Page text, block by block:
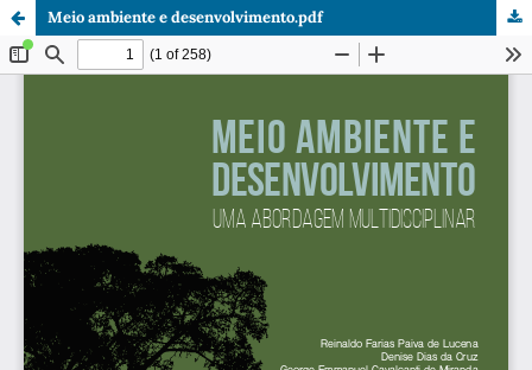
Meio ambiente e desenvolvimento.pdf